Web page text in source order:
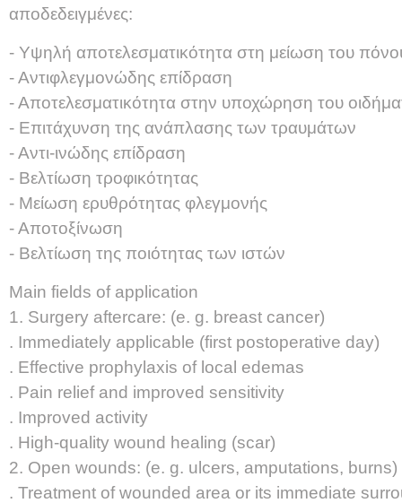
αποδεδειγμένες:
- Υψηλή αποτελεσματικότητα στη μείωση του
- Αντιφλεγμονώδης επίδραση
- Αποτελεσματικότητα στην υποχώρηση του
- Επιτάχυνση της ανάπλασης των τραυμάτων
- Αντι-ινώδης επίδραση
- Βελτίωση τροφικότητας
- Μείωση ερυθρότητας φλεγμονής
- Αποτοξίνωση
- Βελτίωση της ποιότητας των ιστών
Main fields of application
1. Surgery aftercare: (e. g. breast cancer)
. Immediately applicable (first postoperative day)
. Effective prophylaxis of local edemas
. Pain relief and improved sensitivity
. Improved activity
. High-quality wound healing (scar)
2. Open wounds: (e. g. ulcers, amputations, burns)
. Treatment of wounded area or its immediate